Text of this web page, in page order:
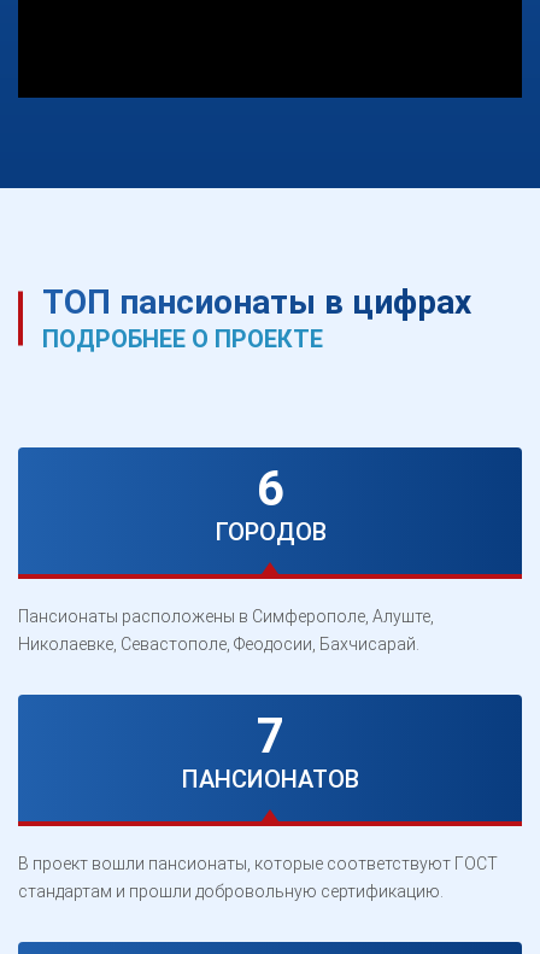
ТОП пансионаты в цифрах
ПОДРОБНЕЕ О ПРОЕКТЕ
6
ГОРОДОВ
Пансионаты расположены в Симферополе, Алуште,
Николаевке, Севастополе, Феодосии, Бахчисарай.
7
ПАНСИОНАТОВ
В проект вошли пансионаты, которые соответствуют ГОСТ
стандартам и прошли добровольную сертификацию.